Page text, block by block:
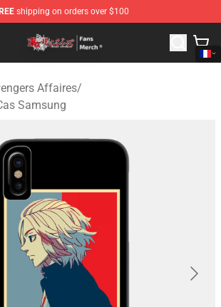
shipping on orders over $100
Store - Official Tokyo Revengers
Affaires/
Samsung